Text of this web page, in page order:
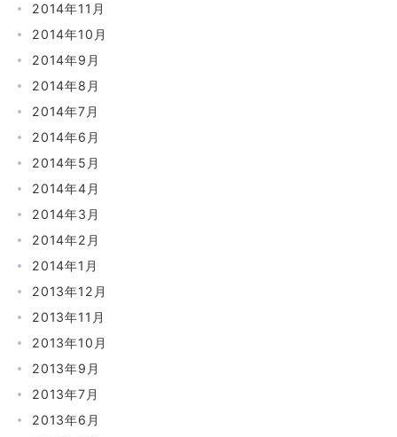
2014年11月
2014年10月
2014年9月
2014年8月
2014年7月
2014年6月
2014年5月
2014年4月
2014年3月
2014年2月
2014年1月
2013年12月
2013年11月
2013年10月
2013年9月
2013年7月
2013年6月